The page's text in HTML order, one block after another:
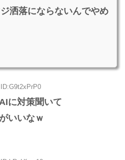
洒落にならないんでやめ
に対策聞いて
いいなｗ